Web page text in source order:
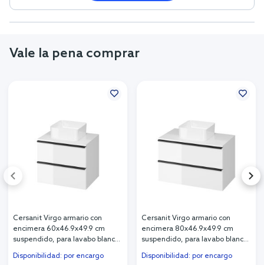
Vale la pena comprar
Cersanit Virgo armario con
encimera 60x46.9x49.9 cm
suspendido, para lavabo blanco
Disponibilidad: por encargo
Cersanit Virgo armario con
encimera 80x46.9x49.9 cm
suspendido, para lavabo blanco
Disponibilidad: por encargo